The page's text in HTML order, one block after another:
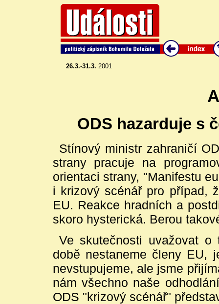
26.3.-31.3. 2001
ODS hazarduje s
Stínový ministr zahraničí
strany pracuje na
orientaci strany, "Manifestu
i krizový scénář pro případ,
EU. Reakce hradních a
skoro hysterická. Berou
Ve skutečnosti uvažovat
době nestaneme členy EU,
nevstupujeme, ale jsme
nám všechno naše
ODS "krizový scénář"